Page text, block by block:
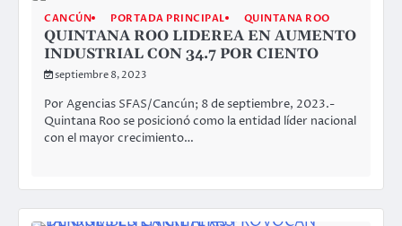
CANCÚN PORTADA PRINCIPAL QUINTANA ROO
QUINTANA ROO LIDEREA EN AUMENTO
INDUSTRIAL CON 34.7 POR CIENTO
septiembre 8, 2023
Por Agencias SFAS/Cancún; 8 de septiembre, 2023.-
Quintana Roo se posicionó como la entidad líder nacional
con el mayor crecimiento…